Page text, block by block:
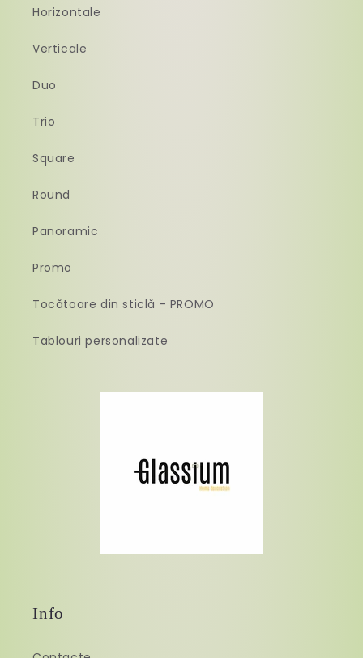
Horizontale
Verticale
Duo
Trio
Square
Round
Panoramic
Promo
Tocătoare din sticlă - PROMO
Tablouri personalizate
Info